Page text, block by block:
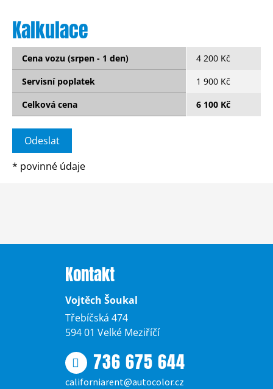
Kalkulace
Cena vozu (srpen - 1 den)
4 200 Kč
Servisní poplatek
1 900 Kč
Celková cena
6 100 Kč
* povinné údaje
Kontakt
Vojtěch Šoukal
Třebíčská 474
594 01 Velké Meziříčí
736 675 644
californiarent@autocolor.cz